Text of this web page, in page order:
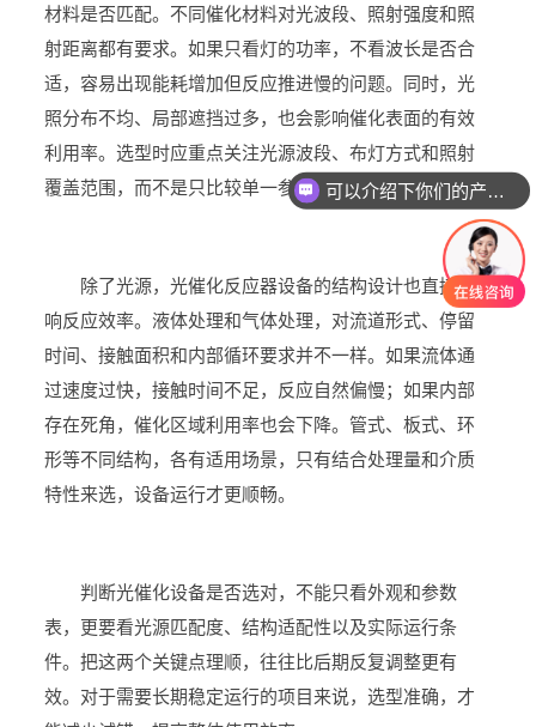
材料是否匹配。不同催化材料对光波段、照射强度和照
射距离都有要求。如果只看灯的功率，不看波长是否合
适，容易出现能耗增加但反应推进慢的问题。同时，光
照分布不均、局部遮挡过多，也会影响催化表面的有效
利用率。选型时应重点关注光源波段、布灯方式和照射
覆盖范围，而不是只比较单一参数。
除了光源，光催化反应器设备的结构设计也直接影
响反应效率。液体处理和气体处理，对流道形式、停留
时间、接触面积和内部循环要求并不一样。如果流体通
过速度过快，接触时间不足，反应自然偏慢；如果内部
存在死角，催化区域利用率也会下降。管式、板式、环
形等不同结构，各有适用场景，只有结合处理量和介质
特性来选，设备运行才更顺畅。
判断光催化设备是否选对，不能只看外观和参数
表，更要看光源匹配度、结构适配性以及实际运行条
件。把这两个关键点理顺，往往比后期反复调整更有
效。对于需要长期稳定运行的项目来说，选型准确，才